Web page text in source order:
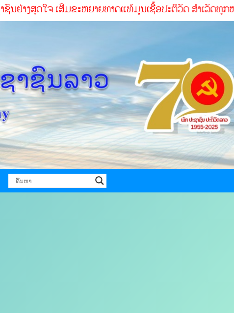
ໃຈ ເສີມຂະຫຍາຍທາດແທ້ມູນເຊື້ອປະຕິວັດ ສໍາເລັດທຸກໜ້າທ່ີ